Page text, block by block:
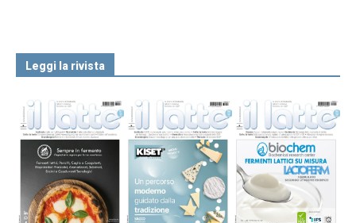
Leggi la rivista